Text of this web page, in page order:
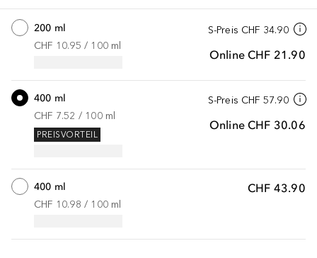
S-Preis CHF 34.90
Online CHF 21.90
200 ml
CHF 10.95 / 100 ml
S-Preis CHF 57.90
Online CHF 30.06
400 ml
CHF 7.52 / 100 ml
PREISVORTEIL
CHF 43.90
400 ml
CHF 10.98 / 100 ml